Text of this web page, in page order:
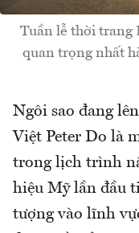
Tuần lễ thời trang
quan trọng nhất
Ngôi sao đang
Việt Peter Do là
trong lịch trình
hiệu Mỹ lần đầu
tượng vào lĩnh